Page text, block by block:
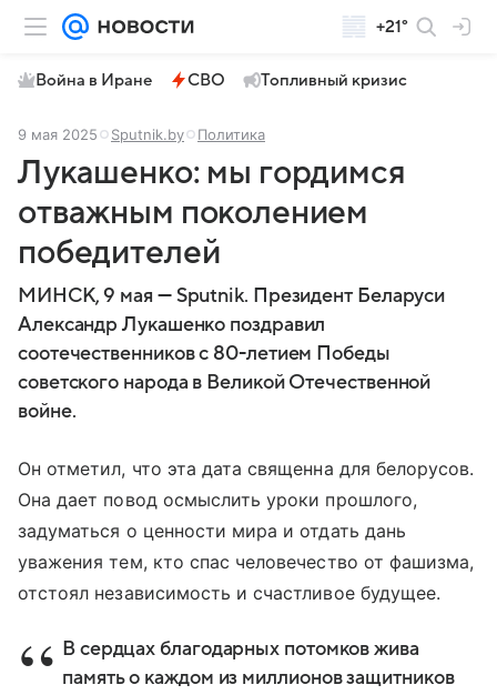
+21°
Война в Иране СВО Топливный кризис
9 мая 2025 Sputnik.by Политика
Лукашенко: мы гордимся
отважным поколением
победителей
МИНСК, 9 мая — Sputnik. Президент Беларуси
Александр Лукашенко поздравил
соотечественников с 80-летием Победы
советского народа в Великой Отечественной
войне.
Он отметил, что эта дата священна для белорусов.
Она дает повод осмыслить уроки прошлого,
задуматься о ценности мира и отдать дань
уважения тем, кто спас человечество от фашизма,
отстоял независимость и счастливое будущее.
В сердцах благодарных потомков жива
память о каждом из миллионов защитников